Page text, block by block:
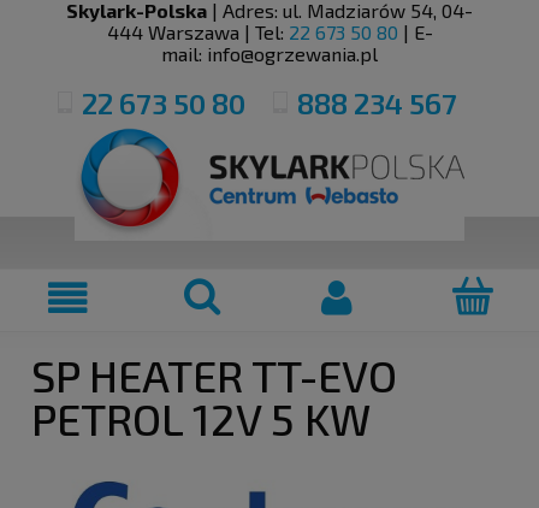
Skylark-Polska | Adres: ul. Madziarów 54, 04-
444 Warszawa | Tel: 22 673 50 80 | E-
mail: info@ogrzewania.pl
22 673 50 80 888 234 567
SP HEATER TT-EVO
PETROL 12V 5 KW